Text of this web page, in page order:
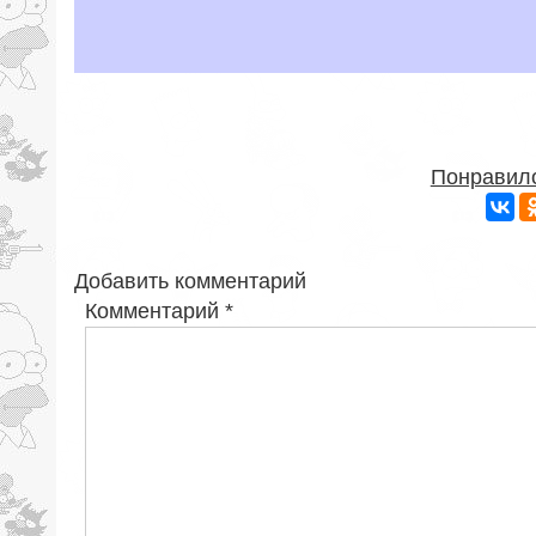
Добавить комментарий
Комментарий*